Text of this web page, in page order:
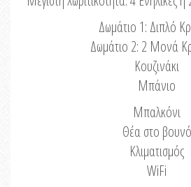
Δωμάτιο 1: Διπλό
Δωμάτιο 2: 2 Μονά
Κουζινάκι
Μπάνιο
Μπαλκόνι
Θέα στο βουνό
Κλιματισμός
WiFi